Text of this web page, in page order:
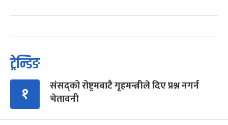
ट्रेन्डिङ
१
संसद्को रोष्ट्रमबाटै गृहमन्त्रीले दिए प्रश्न नगर्न
चेतावनी